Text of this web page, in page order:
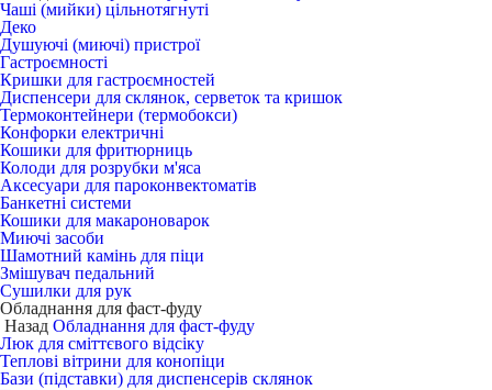
Чаші (мийки) цільнотягнуті
Деко
Душуючі (миючі) пристрої
Гастроємності
Кришки для гастроємностей
Диспенсери для склянок, серветок та кришок
Термоконтейнери (термобокси)
Конфорки електричні
Кошики для фритюрниць
Колоди для розрубки м'яса
Аксесуари для пароконвектоматів
Банкетні системи
Кошики для макароноварок
Миючі засоби
Шамотний камінь для піци
Змішувач педальний
Сушилки для рук
Обладнання для фаст-фуду
Назад Обладнання для фаст-фуду
Люк для сміттєвого відсіку
Теплові вітрини для конопіци
Бази (підставки) для диспенсерів склянок